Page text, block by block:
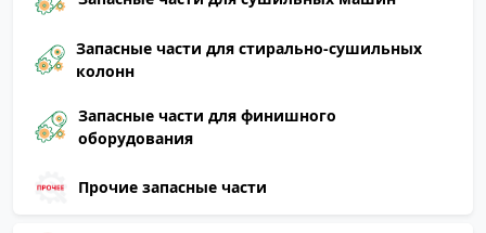
Запасные части для стирально-сушильных
колонн
Запасные части для финишного
оборудования
Прочие запасные части